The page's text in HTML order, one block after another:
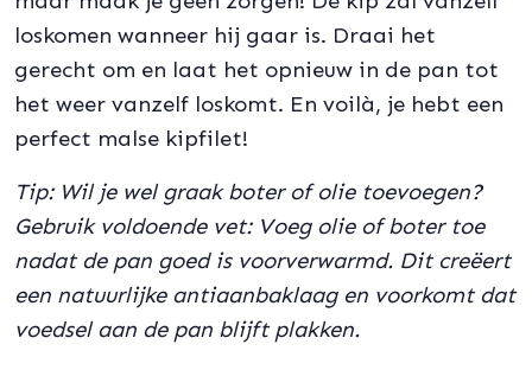
loskomen wanneer hij gaar is. Draai het
gerecht om en laat het opnieuw in de pan tot
het weer vanzelf loskomt. En voilà, je hebt een
perfect malse kipfilet!
Tip: Wil je wel graak boter of olie toevoegen?
Gebruik voldoende vet: Voeg olie of boter toe
nadat de pan goed is voorverwarmd. Dit creëert
een natuurlijke antiaanbaklaag en voorkomt dat
voedsel aan de pan blijft plakken.